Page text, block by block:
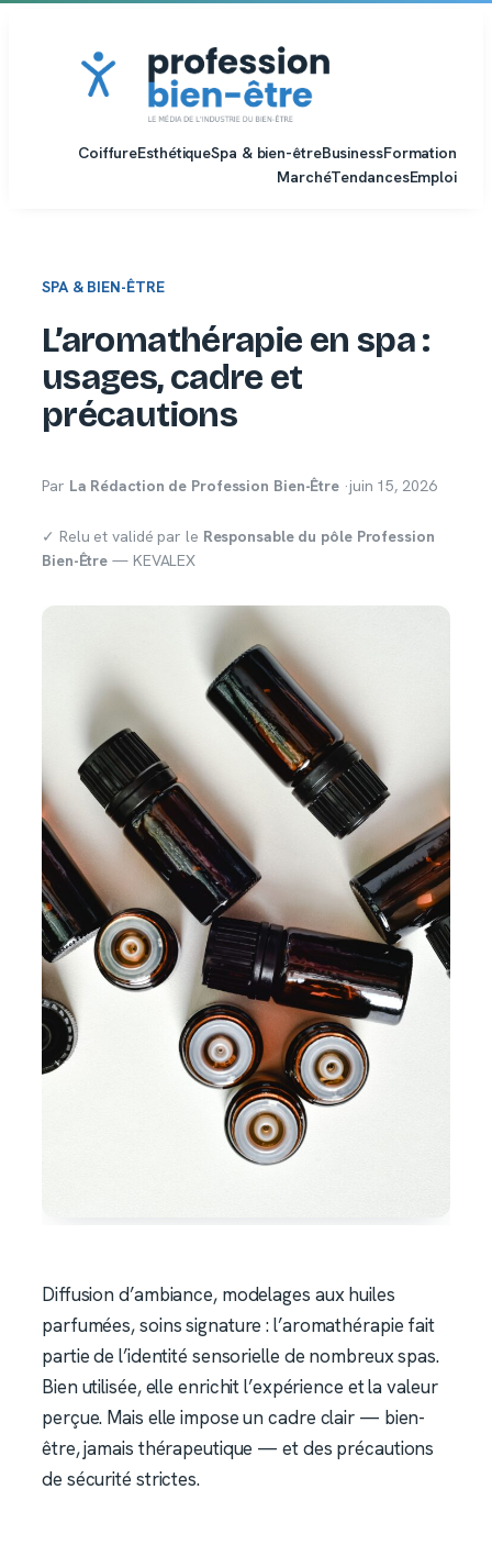
CoiffureEsthétiqueSpa & bien-êtreBusinessFormation
MarchéTendancesEmploi
SPA & BIEN-ÊTRE
L’aromathérapie en spa :
usages, cadre et
précautions
Par La Rédaction de Profession Bien-Être ·juin 15, 2026
✓ Relu et validé par le Responsable du pôle Profession
Bien-Être — KEVALEX
Diffusion d’ambiance, modelages aux huiles
parfumées, soins signature : l’aromathérapie fait
partie de l’identité sensorielle de nombreux spas.
Bien utilisée, elle enrichit l’expérience et la valeur
perçue. Mais elle impose un cadre clair — bien-
être, jamais thérapeutique — et des précautions
de sécurité strictes.